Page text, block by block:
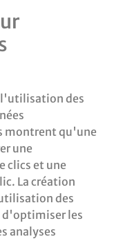
l'utilisation des
montrent qu'une
une
clics et une
La création
des
d'optimiser les
analyses